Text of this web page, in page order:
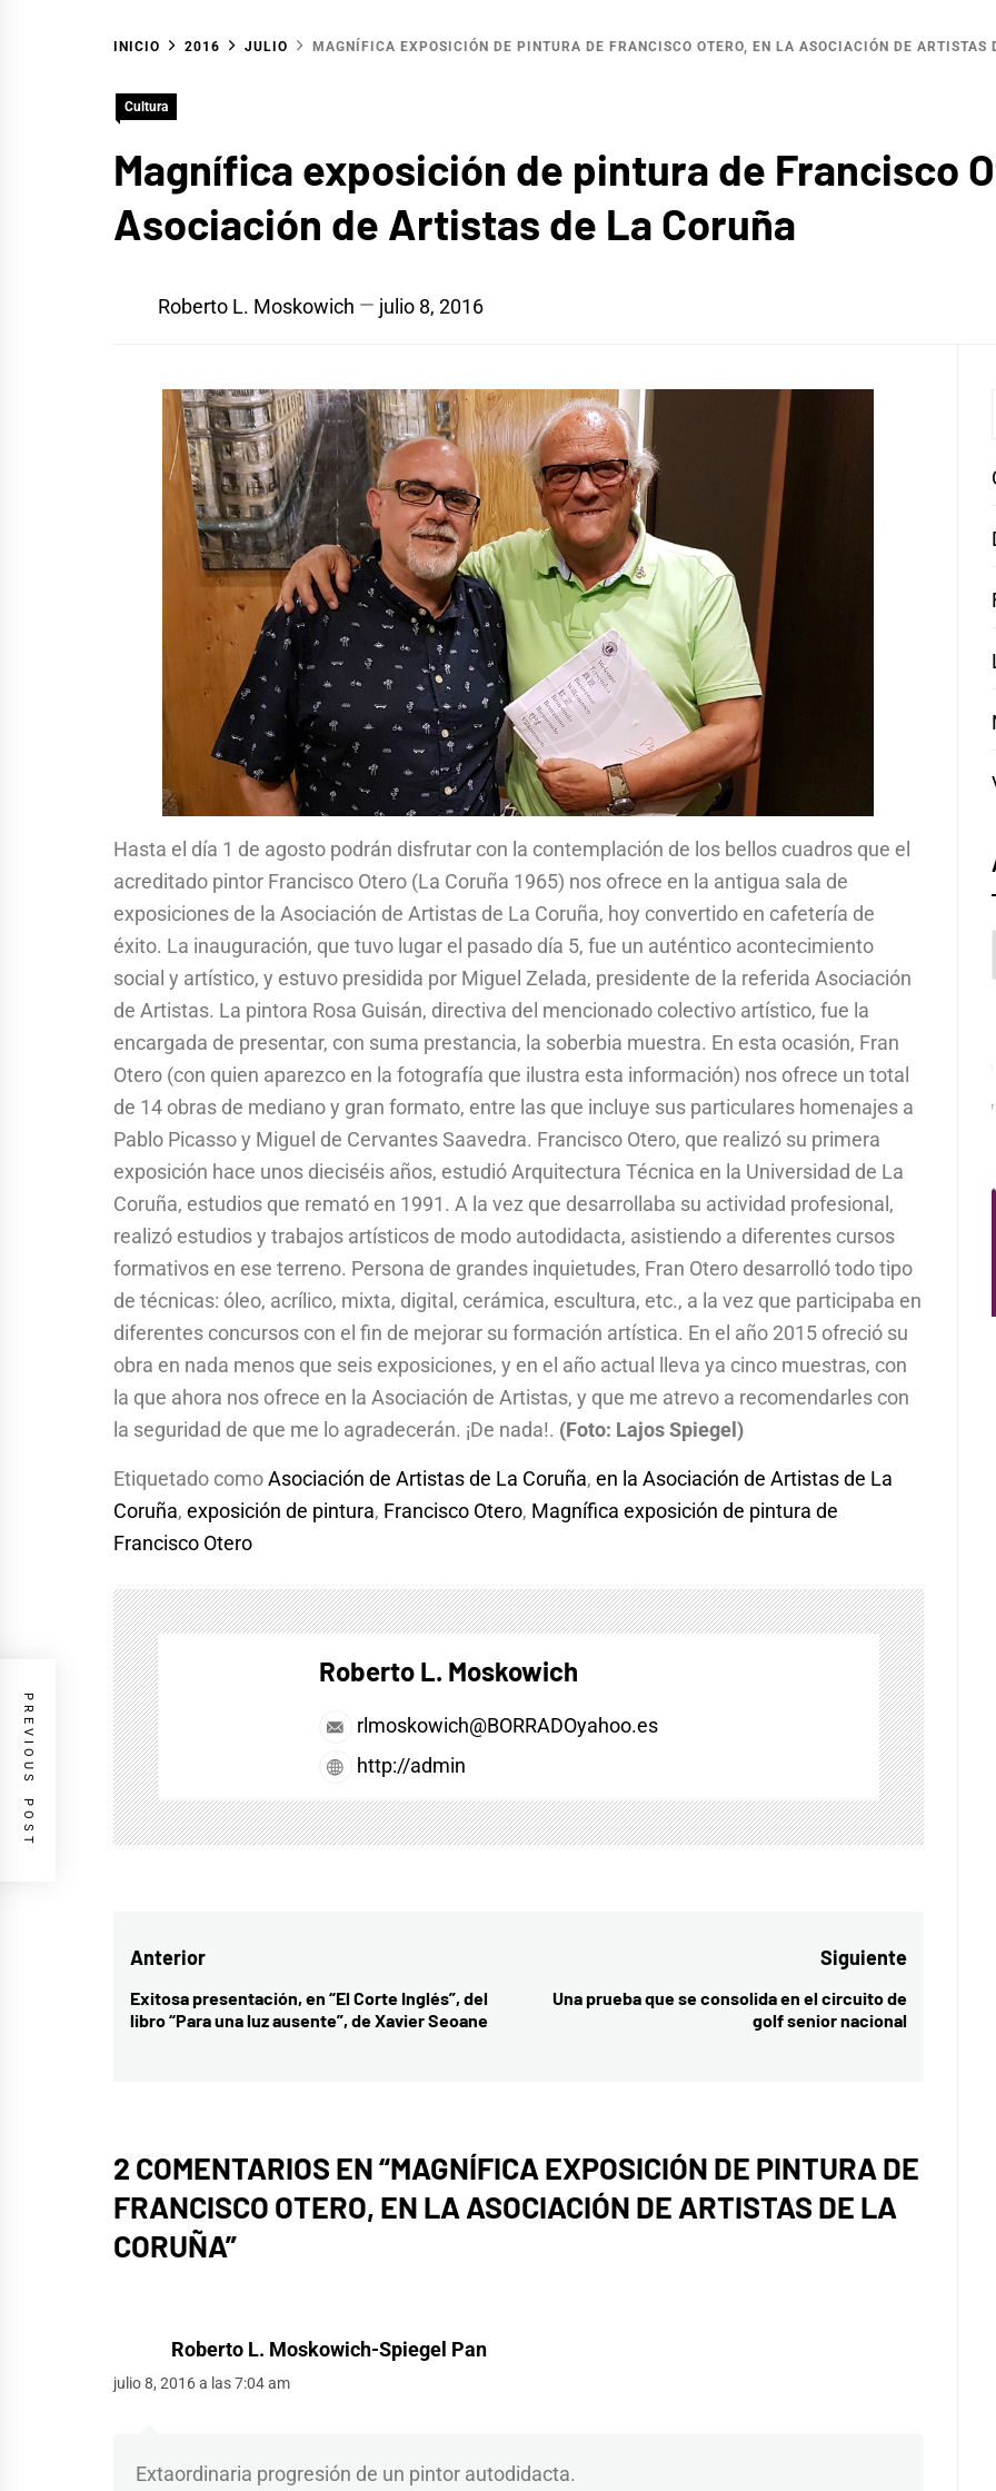
INICIO 2016 JULIO MAGNÍFICA EXPOSICIÓN DE PINTURA DE FRANCISCO OTERO, EN LA ASOCIACIÓN DE ARTISTAS
Cultura
Magnífica exposición de pintura de Francisco
Asociación de Artistas de La Coruña
Roberto L. Moskowich julio 8, 2016
Hasta el día 1 de agosto podrán disfrutar con la contemplación de los bellos cuadros que el
acreditado pintor Francisco Otero (La Coruña 1965) nos ofrece en la antigua sala de
exposiciones de la Asociación de Artistas de La Coruña, hoy convertido en cafetería de
éxito. La inauguración, que tuvo lugar el pasado día 5, fue un auténtico acontecimiento
social y artístico, y estuvo presidida por Miguel Zelada, presidente de la referida Asociación
de Artistas. La pintora Rosa Guisán, directiva del mencionado colectivo artístico, fue la
encargada de presentar, con suma prestancia, la soberbia muestra. En esta ocasión, Fran
Otero (con quien aparezco en la fotografía que ilustra esta información) nos ofrece un total
de 14 obras de mediano y gran formato, entre las que incluye sus particulares homenajes a
Pablo Picasso y Miguel de Cervantes Saavedra. Francisco Otero, que realizó su primera
exposición hace unos dieciséis años, estudió Arquitectura Técnica en la Universidad de La
Coruña, estudios que remató en 1991. A la vez que desarrollaba su actividad profesional,
realizó estudios y trabajos artísticos de modo autodidacta, asistiendo a diferentes cursos
formativos en ese terreno. Persona de grandes inquietudes, Fran Otero desarrolló todo tipo
de técnicas: óleo, acrílico, mixta, digital, cerámica, escultura, etc., a la vez que participaba en
diferentes concursos con el fin de mejorar su formación artística. En el año 2015 ofreció su
obra en nada menos que seis exposiciones, y en el año actual lleva ya cinco muestras, con
la que ahora nos ofrece en la Asociación de Artistas, y que me atrevo a recomendarles con
la seguridad de que me lo agradecerán. ¡De nada!. (Foto: Lajos Spiegel)
Etiquetado comoAsociación de Artistas de La Coruña, en la Asociación de Artistas de La
Coruña, exposición de pintura, Francisco Otero, Magnífica exposición de pintura de
Francisco Otero
Roberto L. Moskowich
rlmoskowich@BORRADOyahoo.es
http://admin
Navegación
de
Anterior
Entrada
anterior:
Exitosa presentación, en “El Corte Inglés”, del
libro “Para una luz ausente”, de Xavier Seoane
Siguiente
Entrada
siguiente:
Una prueba que se consolida en el circuito de
golf senior nacional
PREVIOUS POST
2 COMENTARIOS EN “MAGNÍFICA EXPOSICIÓN DE PINTURA DE
FRANCISCO OTERO, EN LA ASOCIACIÓN DE ARTISTAS DE LA
CORUÑA”
Roberto L. Moskowich-Spiegel Pan
julio 8, 2016 a las 7:04 am
Extaordinaria progresión de un pintor autodidacta.